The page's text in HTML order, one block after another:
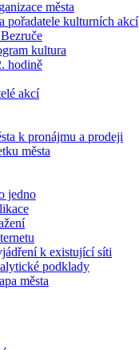
města
pořadatele kulturních akcí
kultura
hodině
akcí
k pronájmu a prodeji
města
jedno
k existující síti
podklady
města